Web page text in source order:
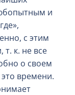
и
с этим
к. не все
о своем
времени.